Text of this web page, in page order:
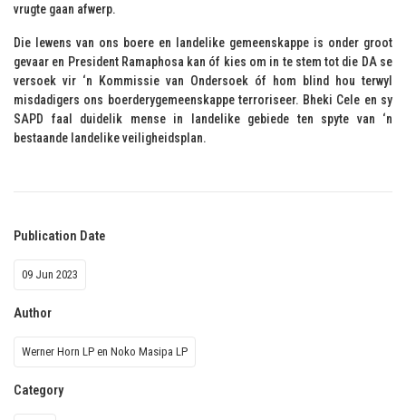
vrugte gaan afwerp.
Die lewens van ons boere en landelike gemeenskappe is onder groot
gevaar en President Ramaphosa kan óf kies om in te stem tot die DA se
versoek vir ‘n Kommissie van Ondersoek óf hom blind hou terwyl
misdadigers ons boerderygemeenskappe terroriseer. Bheki Cele en sy
SAPD faal duidelik mense in landelike gebiede ten spyte van ‘n
bestaande landelike veiligheidsplan.
Publication Date
09 Jun 2023
Author
Werner Horn LP en Noko Masipa LP
Category